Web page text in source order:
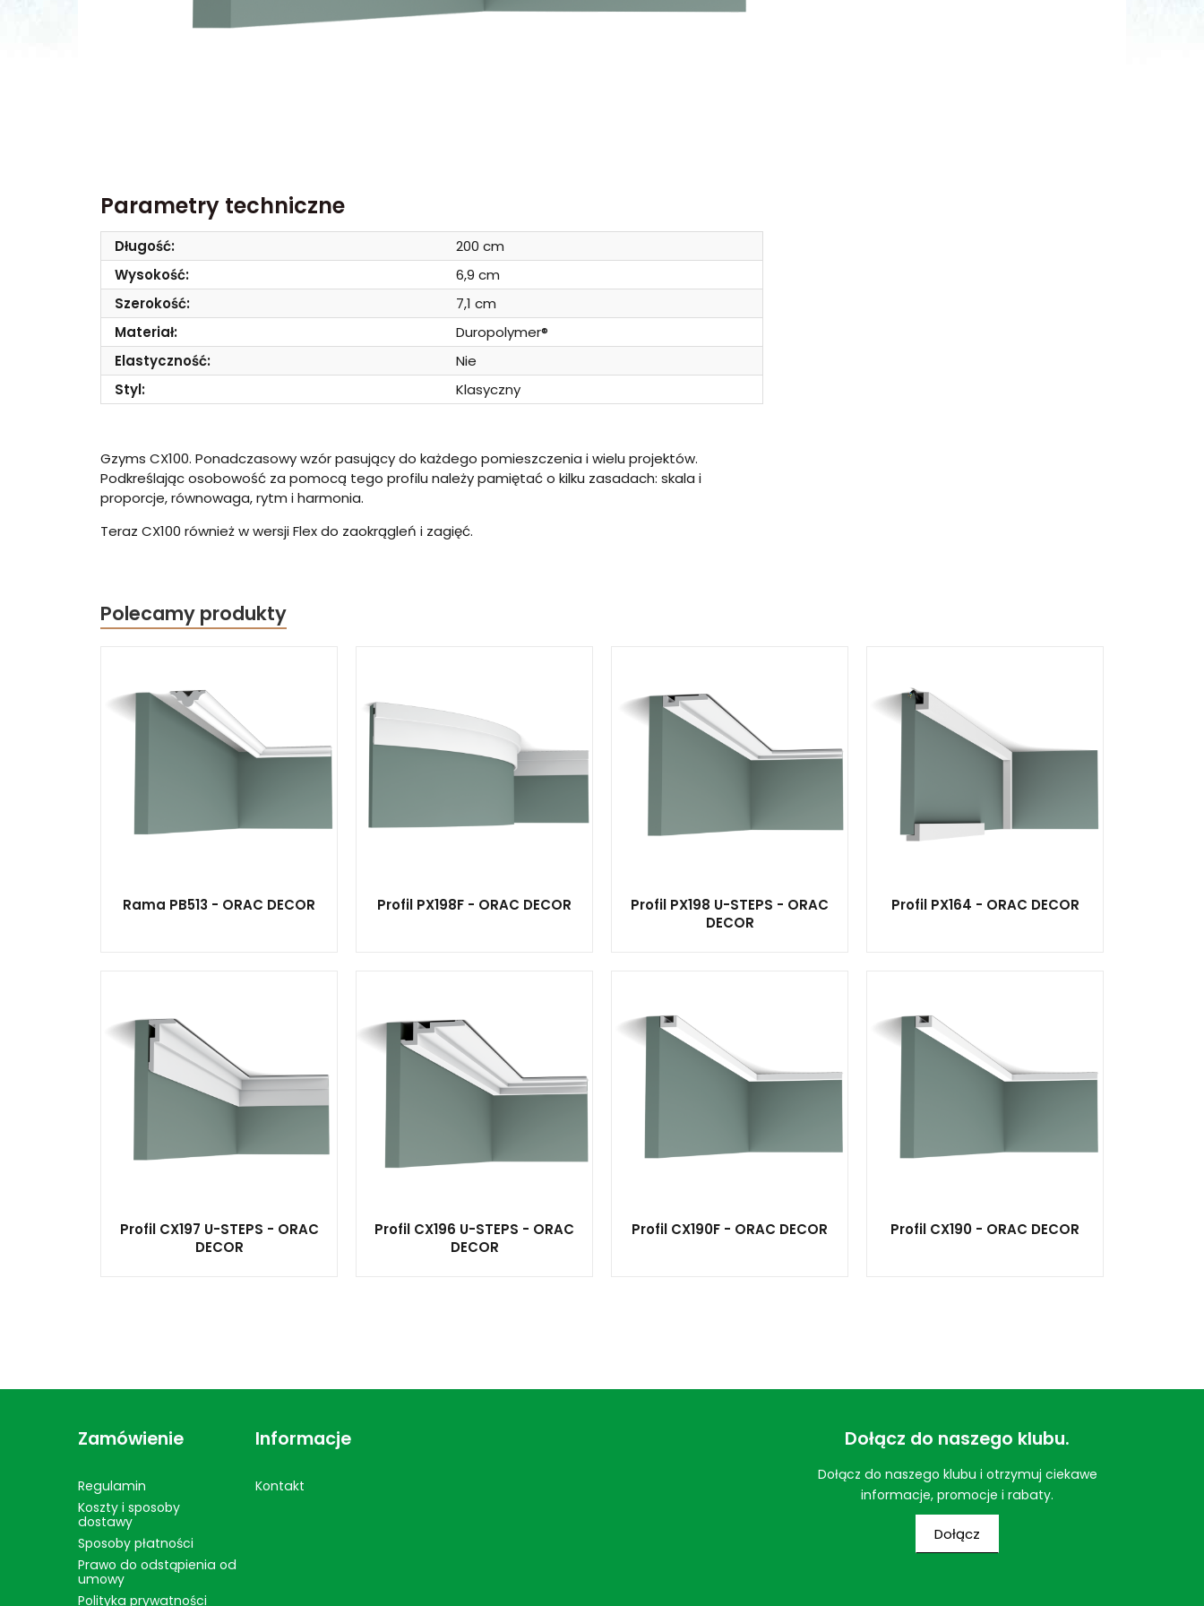
Parametry techniczne
Długość:
200 cm
Wysokość:
6,9 cm
Szerokość:
7,1 cm
Materiał:
Duropolymer®
Elastyczność:
Nie
Styl:
Klasyczny
Gzyms CX100. Ponadczasowy wzór pasujący do każdego pomieszczenia i wielu projektów.
Podkreślając osobowość za pomocą tego profilu należy pamiętać o kilku zasadach: skala i
proporcje, równowaga, rytm i harmonia.
Teraz CX100 również w wersji Flex do zaokrągleń i zagięć.
Polecamy produkty
Rama PB513 - ORAC DECOR Profil PX198F - ORAC DECOR
Profil PX198 U-STEPS - ORAC
DECOR
Profil PX164 - ORAC DECOR
Profil CX197 U-STEPS - ORAC
DECOR
Profil CX196 U-STEPS - ORAC
DECOR
Profil CX190F - ORAC DECOR Profil CX190 - ORAC DECOR
Zamówienie
Regulamin
Koszty i sposoby
dostawy
Sposoby płatności
Prawo do odstąpienia od
umowy
Polityka prywatności
Informacje
Kontakt
Dołącz do naszego klubu.
Dołącz do naszego klubu i otrzymuj ciekawe
informacje, promocje i rabaty.
Dołącz